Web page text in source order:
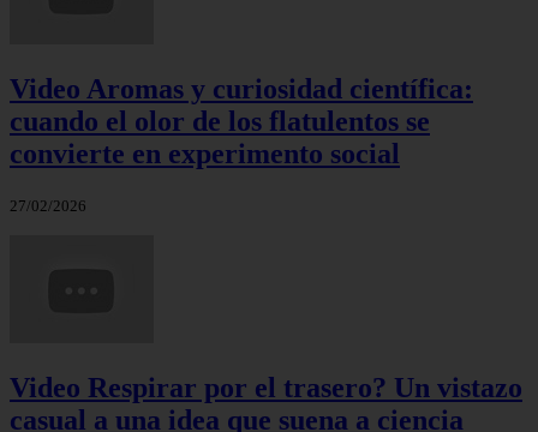
Video Aromas y curiosidad científica:
cuando el olor de los flatulentos se
convierte en experimento social
27/02/2026
Video Respirar por el trasero? Un vistazo
casual a una idea que suena a ciencia